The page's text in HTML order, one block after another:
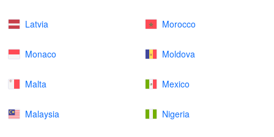
Latvia Morocco
Monaco Moldova
Malta Mexico
Malaysia Nigeria